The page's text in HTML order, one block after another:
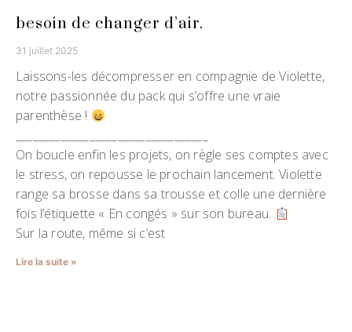
besoin de changer d’air.
31 juillet 2025
Laissons-les décompresser en compagnie de Violette,
notre passionnée du pack qui s’offre une vraie
parenthèse !
On boucle enfin les projets, on règle ses comptes avec
le stress, on repousse le prochain lancement. Violette
range sa brosse dans sa trousse et colle une dernière
fois l’étiquette « En congés » sur son bureau.
Sur la route, même si c’est
Lire la suite »